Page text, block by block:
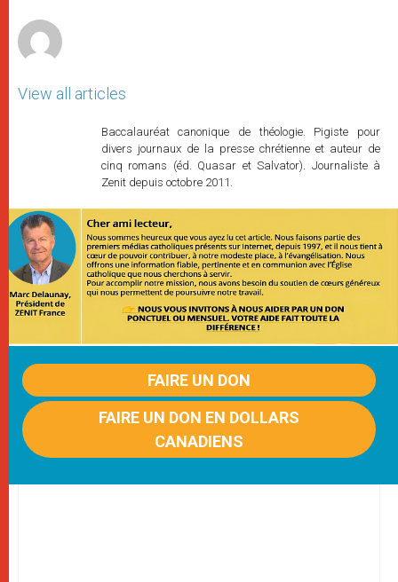
View all articles
Baccalauréat canonique de théologie. Pigiste pour
divers journaux de la presse chrétienne et auteur de
cinq romans (éd. Quasar et Salvator). Journaliste à
Zenit depuis octobre 2011.
FAIRE UN DON
FAIRE UN DON EN DOLLARS
CANADIENS